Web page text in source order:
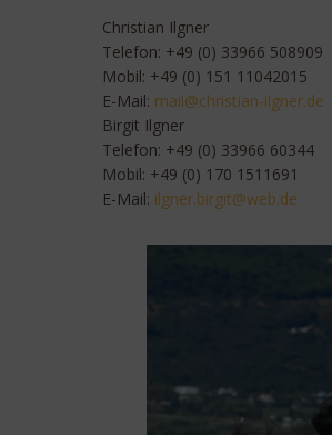
Christian Ilgner
Telefon: +49 (0) 33966 508909
Mobil: +49 (0) 151 11042015
E-Mail:
ed.re
ngli-
naits
irhc@
liam
Birgit Ilgner
Telefon: +49 (0) 33966 60344
Mobil: +49 (0) 170 1511691
E-Mail:
ed.be
w@tig
rib.r
engli